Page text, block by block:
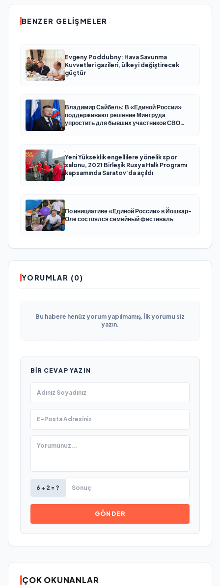
BENZER GELIŞMELER
Evgeny Poddubny: Hava Savunma
Kuvvetleri gazileri, ülkeyi değiştirecek
güçtür
Владимир Сайбель: В «Единой России»
поддерживают решение Минтруда
упростить для бывших участников СВО
Yeni Yükseklik engellilere yönelik spor
salonu, 2021 Birleşik Rusya Halk Programı
kapsamında Saratov’da açıldı
По инициативе «Единой России» в Йошкар-
Оле состоялся семейный фестиваль
YORUMLAR (0)
Bu habere henüz yorum yapılmamış. İlk yorumu siz
yazın.
BIR CEVAP YAZIN
6 + 2 = ?
GÖNDER
ÇOK OKUNANLAR